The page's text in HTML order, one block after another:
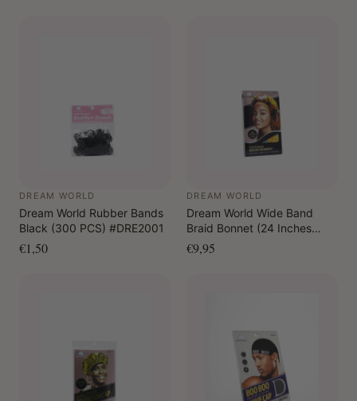
DREAM WORLD
Dream World Rubber Bands
Black (300 PCS) #DRE2001
€1,50
DREAM WORLD
Dream World Wide Band
Braid Bonnet (24 Inches
Long) #DRE174D
€9,95